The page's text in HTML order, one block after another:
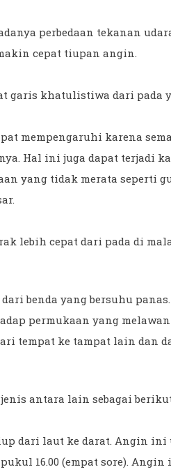
perbedaan tekanan
cepat tiupan angin.
garis khatulistiwa dari pada
mempengaruhi karena
Hal ini juga dapat terjadi
yang tidak merata seperti
lebih cepat dari pada di
benda yang bersuhu panas.
permukaan yang
tempat ke tampat lain dan
antara lain sebagai
dari laut ke darat. Angin ini
16.00 (empat sore).